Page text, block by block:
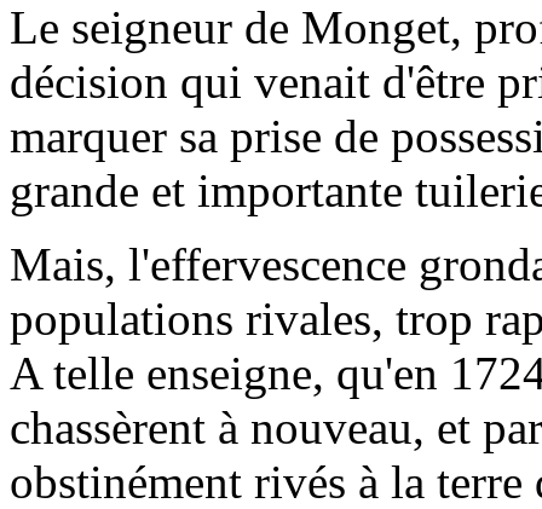
Le seigneur de Monget,
décision qui venait d'être
marquer sa prise de
grande et importante
Mais, l'effervescence
populations rivales, trop
A telle enseigne, qu'en
chassèrent à nouveau, et
obstinément rivés à la